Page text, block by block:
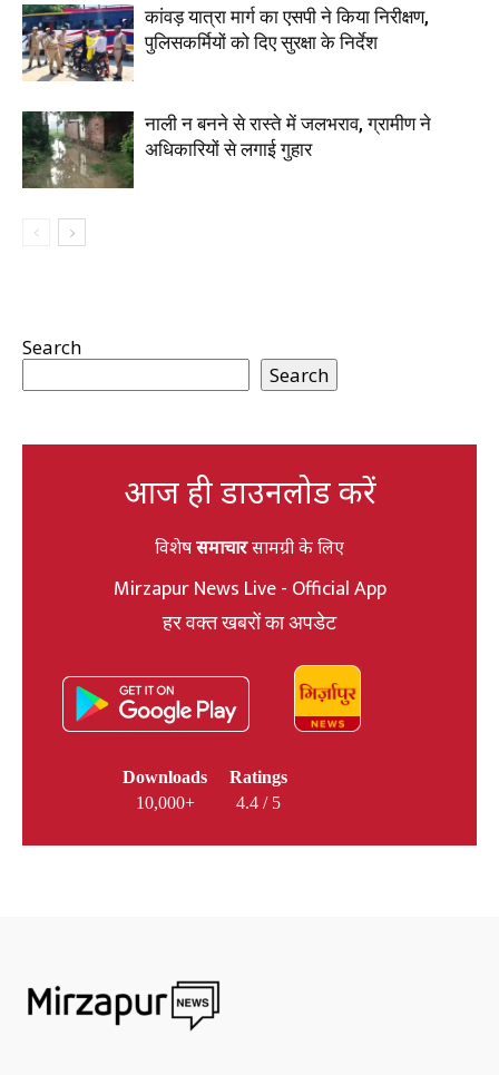
कांवड़ यात्रा मार्ग का एसपी ने किया निरीक्षण,
पुलिसकर्मियों को दिए सुरक्षा के निर्देश
नाली न बनने से रास्ते में जलभराव, ग्रामीण ने
अधिकारियों से लगाई गुहार
Search
Search
आज ही डाउनलोड करें
विशेषसमाचारसामग्री के लिए
Mirzapur News Live - Official App
हर वक्त खबरों का अपडेट
Downloads
10,000+
Ratings
4.4 / 5